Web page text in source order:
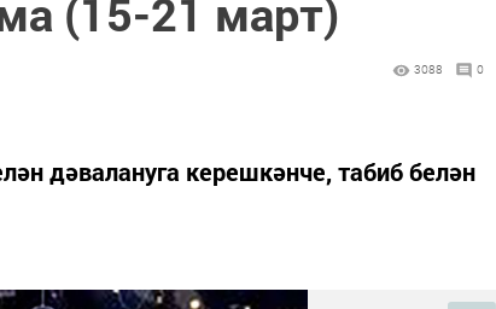
(15-21 март)
3088 0
дәвалануга керешкәнче, табиб белән